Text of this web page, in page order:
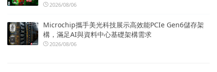
2026/08/06
Microchip攜手美光科技展示高效能PCIe Gen6儲存架
構，滿足AI與資料中心基礎架構需求
2026/08/06